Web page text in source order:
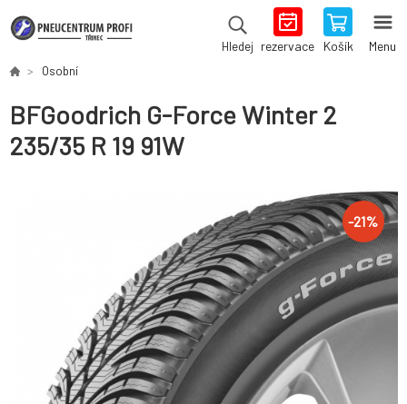
Hledej rezervace Košík Menu
Osobní
BFGoodrich G-Force Winter 2
235/35 R 19 91W
-21%